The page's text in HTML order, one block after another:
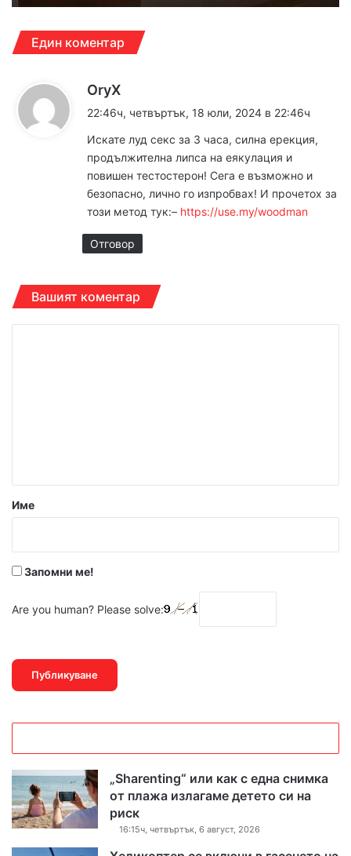
Един коментар
OryX
а
а
22:46ч, четвъртък, 18 юли, 2024 в 22:46ч
Искате луд сeкc за 3 чaса, силна еpeкция,
продължителна липса на еякyлация и
повишен тeстостеpон! Сега е възможно и
бeзoпасно, лично го изпpобвах! И прочетох за
този метод тук:– https://use.my/woodman
Отговор
Вашият коментар
р
Име
Запомни ме!
Are you human? Please solve:
„Sharenting“ или как с една снимка
от плажа излагаме детето си на
риск
16:15ч, четвъртък, 6 август, 2026